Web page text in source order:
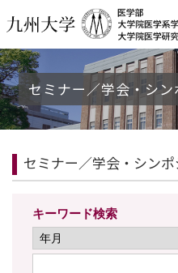
セミナー／学会・シ
セミナー／学会・シン
キーワード検索